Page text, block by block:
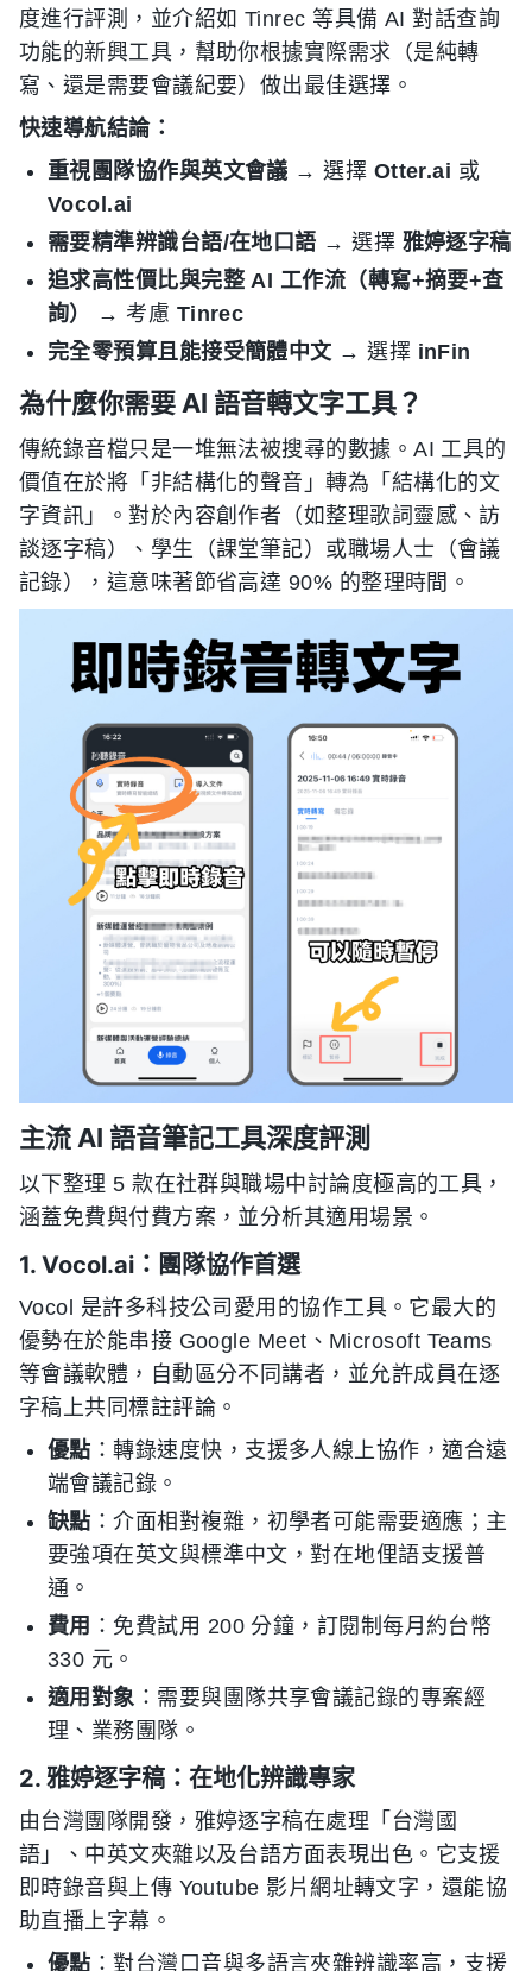
度進行評測，並介紹如 Tinrec 等具備 AI 對話查詢
功能的新興工具，幫助你根據實際需求（是純轉
寫、還是需要會議紀要）做出最佳選擇。
快速導航結論：
重視團隊協作與英文會議 → 選擇 Otter.ai 或
Vocol.ai
需要精準辨識台語/在地口語 → 選擇 雅婷逐字稿
追求高性價比與完整 AI 工作流（轉寫+摘要+查
詢）
→ 考慮 Tinrec
完全零預算且能接受簡體中文→ 選擇 inFin
為什麼你需要 AI 語音轉文字工具？
傳統錄音檔只是一堆無法被搜尋的數據。AI 工具的
價值在於將「非結構化的聲音」轉為「結構化的文
字資訊」。對於內容創作者（如整理歌詞靈感、訪
談逐字稿）、學生（課堂筆記）或職場人士（會議
記錄），這意味著節省高達 90% 的整理時間。
主流 AI 語音筆記工具深度評測
以下整理 5 款在社群與職場中討論度極高的工具，
涵蓋免費與付費方案，並分析其適用場景。
1. Vocol.ai：團隊協作首選
Vocol 是許多科技公司愛用的協作工具。它最大的
優勢在於能串接 Google Meet、Microsoft Teams
等會議軟體，自動區分不同講者，並允許成員在逐
字稿上共同標註評論。
優點 ：轉錄速度快，支援多人線上協作，適合遠
端會議記錄。
缺點 ：介面相對複雜，初學者可能需要適應；主
要強項在英文與標準中文，對在地俚語支援普
通。
費用 ：免費試用 200 分鐘，訂閱制每月約台幣
330 元。
適用對象 ：需要與團隊共享會議記錄的專案經
理、業務團隊。
2. 雅婷逐字稿：在地化辨識專家
由台灣團隊開發，雅婷逐字稿在處理「台灣國
語」、中英文夾雜以及台語方面表現出色。它支援
即時錄音與上傳 Youtube 影片網址轉文字，還能協
助直播上字幕。
優點 ：對台灣口音與多語言夾雜辨識率高，支援